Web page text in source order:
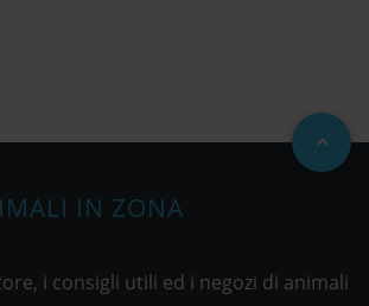
IN ZONA
i consigli utili ed i negozi di animali